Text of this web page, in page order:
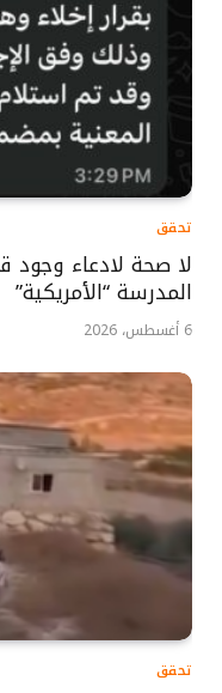
تحقق
لا صحة لادعاء وجود
المدرسة “الأمريكية”
6 أغسطس، 2026
تحقق